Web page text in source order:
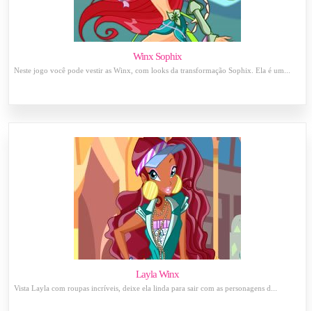
Winx Sophix
Neste jogo você pode vestir as Winx, com looks da transformação Sophix. Ela é um...
Layla Winx
Vista Layla com roupas incríveis, deixe ela linda para sair com as personagens d...